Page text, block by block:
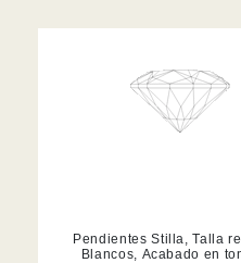
Pendientes Stilla, Talla
Blancos, Acabado en